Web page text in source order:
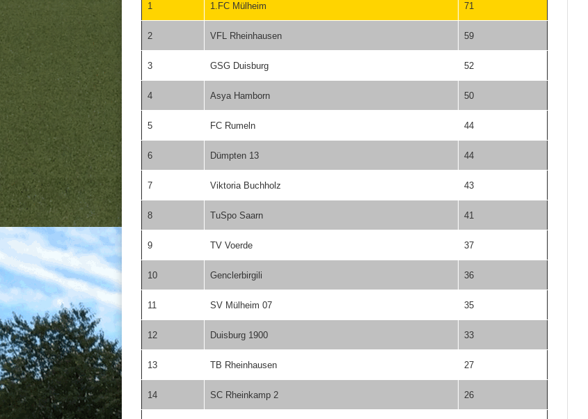
1 1.FC Mülheim 71
2 VFL Rheinhausen 59
3 GSG Duisburg 52
4 Asya Hamborn 50
5 FC Rumeln 44
6 Dümpten 13 44
7 Viktoria Buchholz 43
8 TuSpo Saarn 41
9 TV Voerde 37
10 Genclerbirgili 36
11 SV Mülheim 07 35
12 Duisburg 1900 33
13 TB Rheinhausen 27
14 SC Rheinkamp 2 26